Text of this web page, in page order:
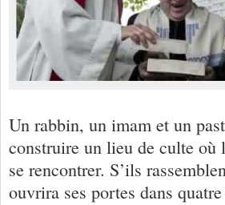
Un rabbin, un imam et un
construire un lieu de culte où
se rencontrer. S’ils
ouvrira ses portes dans quatre